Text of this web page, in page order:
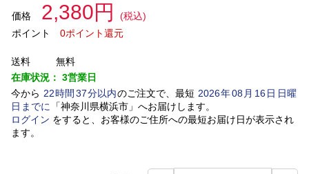
価格 2,380円
(税込)
ポイント
0ポイント還元
送料
無料
在庫状況： 3営業日
今から 22時間 37分以内のご注文で、最短 2026年08 月 16日日曜
日 までに 「神奈川県横浜市」 へお届けします。
ログイン をすると、お客様のご住所への最短お届け日が表示され
ます。